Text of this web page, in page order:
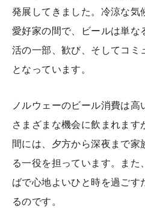
発展してきました。冷涼な気
愛好家の間で、ビールは単な
活の一部、歓び、そしてコミ
となっています。
ノルウェーのビール消費は
さまざまな機会に飲まれま
間には、夕方から深夜まで家
る一役を担っています。ま
ばで心地よいひと時を過ごす
るのです。